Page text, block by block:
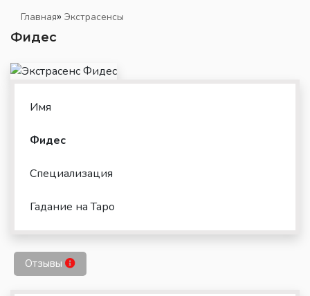
Главная» Экстрасенсы
Фидес
Имя
Фидес
Специализация
Гадание на Таро
Отзывы